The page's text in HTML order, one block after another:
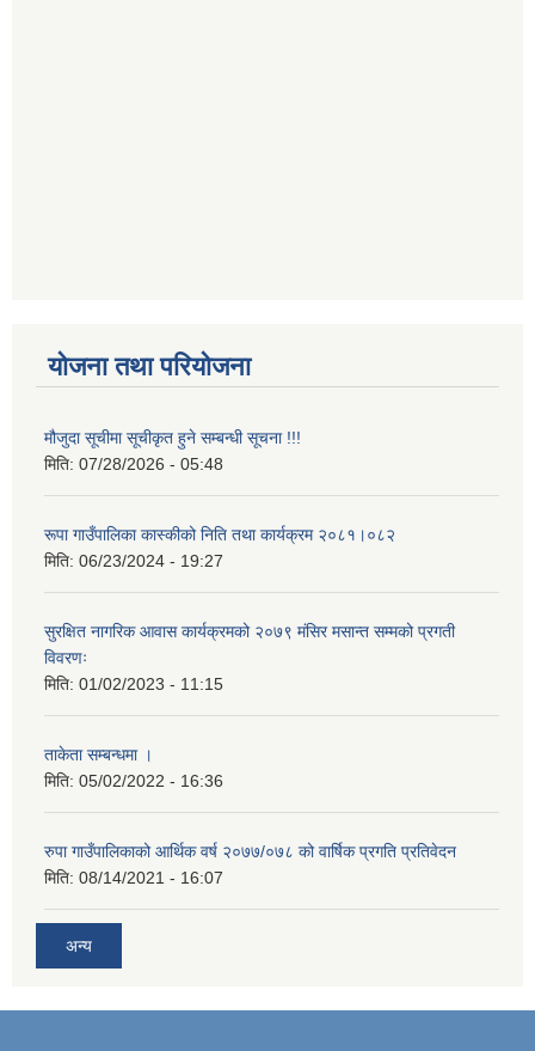
योजना तथा परियोजना
मौजुदा सूचीमा सूचीकृत हुने सम्बन्धी सूचना !!!
मिति: 07/28/2026 - 05:48
रूपा गाउँपालिका कास्कीको निति तथा कार्यक्रम २०८१।०८२
मिति: 06/23/2024 - 19:27
सुरक्षित नागरिक आवास कार्यक्रमको २०७९ मंसिर मसान्त सम्मको प्रगती
विवरणः
मिति: 01/02/2023 - 11:15
ताकेता सम्बन्धमा ।
मिति: 05/02/2022 - 16:36
रुपा गाउँपालिकाको आर्थिक वर्ष २०७७/०७८ को वार्षिक प्रगति प्रतिवेदन
मिति: 08/14/2021 - 16:07
अन्य